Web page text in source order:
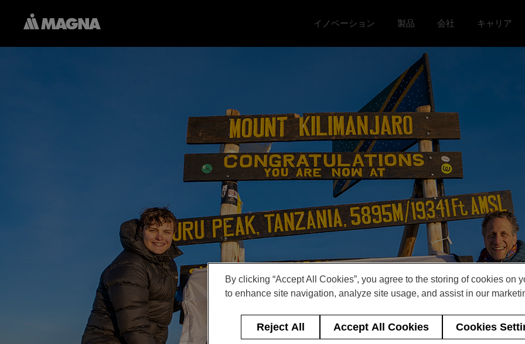
Toggle イノベーション menu
イノベーション Toggle
製品 Toggle 会社 menu
会社 Toggle キ
キャリア
By clicking “Accept All Cookies”, you agree to the storing of cookies on
to enhance site navigation, analyze site usage, and assist in our
Reject All Accept All Cookies Cookies